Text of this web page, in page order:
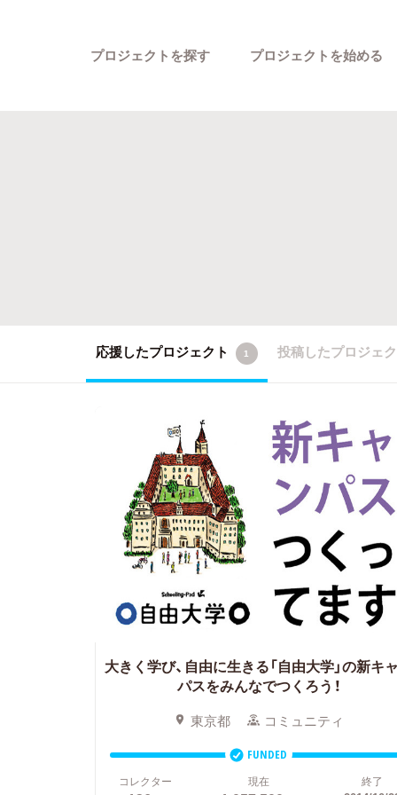
プロジェクトを探す プロジェクトを始める
応援したプロジェクト 1 投稿したプロジェ
大きく学び、自由に生きる「自由大学」の新キ
パスをみんなでつくろう！
東京都 コミュニティ
FUNDED
コレクター
現在 終了